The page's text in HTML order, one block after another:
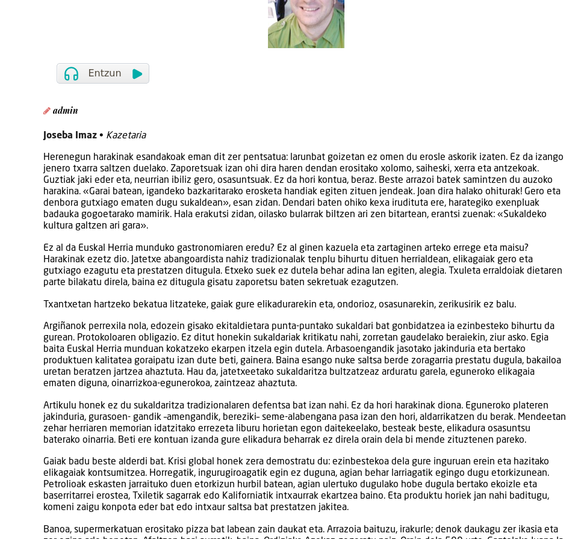
admin
Joseba Imaz • Kazetaria
Herenegun harakinak esandakoak eman dit zer pentsatua: larunbat goizetan ez omen du erosle askorik izaten. Ez da izango
jenero txarra saltzen duelako. Zaporetsuak izan ohi dira haren dendan erositako xolomo, saiheski, xerra eta antzekoak.
Guztiak jaki eder eta, neurrian ibiliz gero, osasuntsuak. Ez da hori kontua, beraz. Beste arrazoi batek samintzen du auzoko
harakina. «Garai batean, igandeko bazkaritarako erosketa handiak egiten zituen jendeak. Joan dira halako ohiturak! Gero eta
denbora gutxiago ematen dugu sukaldean», esan zidan. Dendari baten ohiko kexa irudituta ere, harategiko exenpluak
badauka gogoetarako mamirik. Hala erakutsi zidan, oilasko bularrak biltzen ari zen bitartean, erantsi zuenak: «Sukaldeko
kultura galtzen ari gara».
Ez al da Euskal Herria munduko gastronomiaren eredu? Ez al ginen kazuela eta zartaginen arteko errege eta maisu?
Harakinak ezetz dio. Jatetxe abangoardista nahiz tradizionalak tenplu bihurtu dituen herrialdean, elikagaiak gero eta
gutxiago ezagutu eta prestatzen ditugula. Etxeko suek ez dutela behar adina lan egiten, alegia. Txuleta erraldoiak dietaren
parte bilakatu direla, baina ez ditugula gisatu zaporetsu baten sekretuak ezagutzen.
Txantxetan hartzeko bekatua litzateke, gaiak gure elikadurarekin eta, ondorioz, osasunarekin, zerikusirik ez balu.
Argiñanok perrexila nola, edozein gisako ekitaldietara punta-puntako sukaldari bat gonbidatzea ia ezinbesteko bihurtu da
gurean. Protokoloaren obligazio. Ez ditut honekin sukaldariak kritikatu nahi, zorretan gaudelako beraiekin, ziur asko. Egia
baita Euskal Herria munduan kokatzeko ekarpen itzela egin dutela. Arbasoengandik jasotako jakinduria eta bertako
produktuen kalitatea goraipatu izan dute beti, gainera. Baina esango nuke saltsa berde zoragarria prestatu dugula, bakailoa
uretan beratzen jartzea ahaztuta. Hau da, jatetxeetako sukaldaritza bultzatzeaz arduratu garela, eguneroko elikagaia
ematen diguna, oinarrizkoa-egunerokoa, zaintzeaz ahaztuta.
Artikulu honek ez du sukaldaritza tradizionalaren defentsa bat izan nahi. Ez da hori harakinak diona. Eguneroko plateren
jakinduria, gurasoen- gandik –amengandik, bereziki– seme-alabengana pasa izan den hori, aldarrikatzen du berak. Mendeetan
zehar herriaren memorian idatzitako errezeta liburu horietan egon daitekeelako, besteak beste, elikadura osasuntsu
baterako oinarria. Beti ere kontuan izanda gure elikadura beharrak ez direla orain dela bi mende zituztenen pareko.
Gaiak badu beste alderdi bat. Krisi global honek zera demostratu du: ezinbestekoa dela gure inguruan erein eta hazitako
elikagaiak kontsumitzea. Horregatik, ingurugiroagatik egin ez duguna, agian behar larriagatik egingo dugu etorkizunean.
Petrolioak eskasten jarraituko duen etorkizun hurbil batean, agian ulertuko dugulako hobe dugula bertako ekoizle eta
baserritarrei erostea, Txiletik sagarrak edo Kaliforniatik intxaurrak ekartzea baino. Eta produktu horiek jan nahi baditugu,
komeni zaigu konpota eder bat edo intxaur saltsa bat prestatzen jakitea.
Banoa, supermerkatuan erositako pizza bat labean zain daukat eta. Arrazoia baituzu, irakurle; denok daukagu zer ikasia eta